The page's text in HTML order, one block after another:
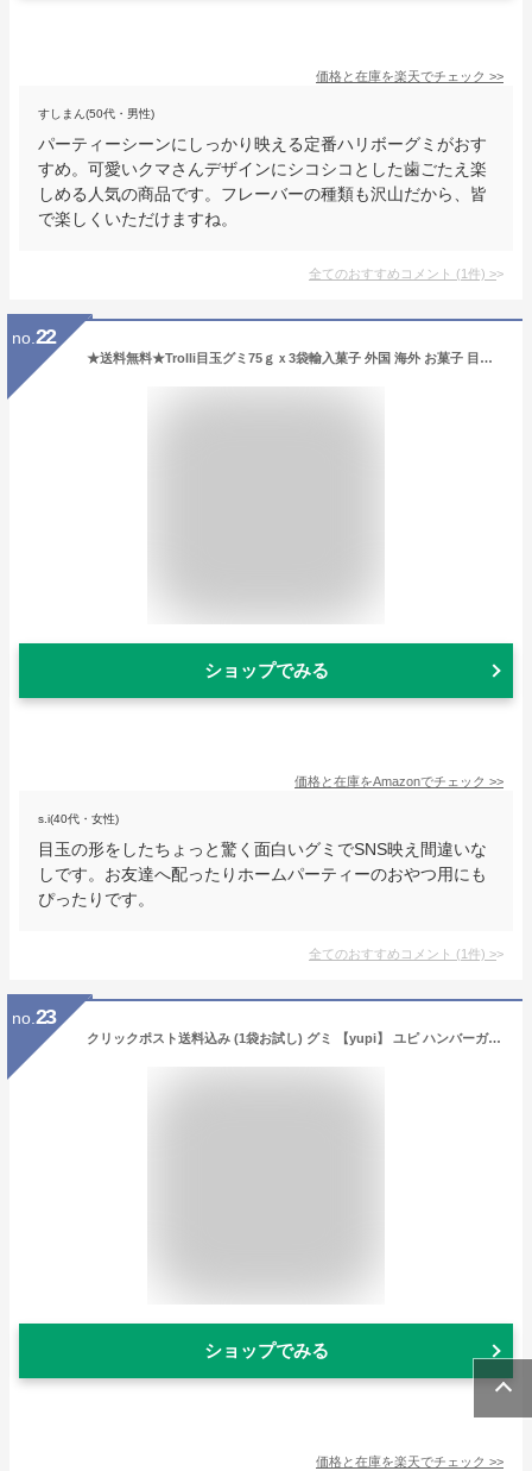
価格と在庫を楽天でチェック >>
すしまん(50代・男性)
パーティーシーンにしっかり映える定番ハリボーグミがおす
すめ。可愛いクマさんデザインにシコシコとした歯ごたえ楽
しめる人気の商品です。フレーバーの種類も沢山だから、皆
で楽しくいただけますね。
全てのおすすめコメント (1件) >
no. 22
★送料無料★Trolli目玉グミ75ｇｘ3袋輸入菓子 外国 海外 お菓子 目玉グミ
ショップでみる
価格と在庫をAmazonでチェック >>
s.i(40代・女性)
目玉の形をしたちょっと驚く面白いグミでSNS映え間違いな
しです。お友達へ配ったりホームパーティーのおやつ用にも
ぴったりです。
全てのおすすめコメント (1件) >
no. 23
クリックポスト送料込み (1袋お試し) グミ 【yupi】 ユピ ハンバーガーグミ ランチセットグミ 海外 グミ ユニーク 楽しい お菓子 おやつ 子供 ポテト 詰め合わせ 人気 フォトジェニック ポテト ホットドッグ コーラ イチゴ ストロベリー グミマニア
ショップでみる
価格と在庫を楽天でチェック >>